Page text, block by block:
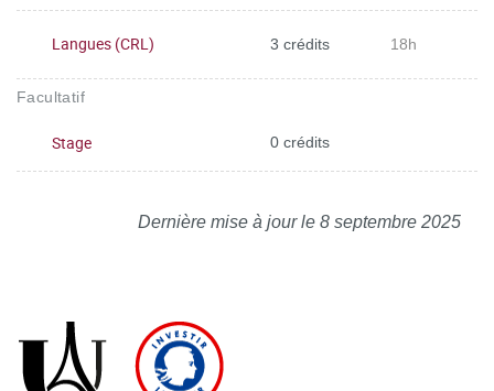
Langues (CRL) 3 crédits 18h
Facultatif
Stage 0 crédits
Dernière mise à jour le 8 septembre 2025